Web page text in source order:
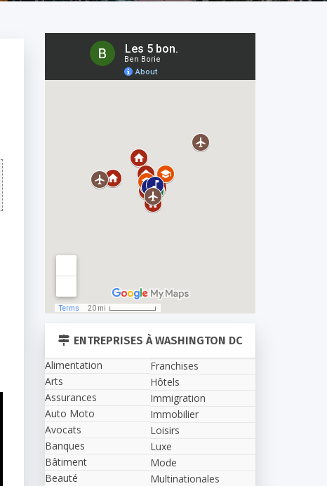
ENTREPRISES À WASHINGTON DC
Alimentation
Arts
Assurances
Auto Moto
Avocats
Banques
Bâtiment
Beauté
Franchises
Hôtels
Immigration
Immobilier
Loisirs
Luxe
Mode
Multinationales